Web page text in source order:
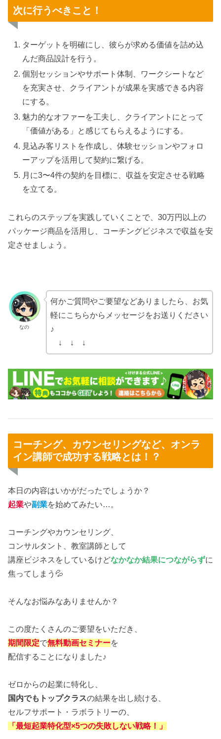
次に行うべきこと！
ターゲットを明確にし、彼らが求める価値を詰め込
んだ商品設計を行う。
個別セッションやサポート体制、ワークシートなど
を充実させ、クライアントが成果を実感できる内容
にする。
魅力的なオファーを工夫し、クライアントにとって
「価値がある」と感じてもらえるようにする。
見込み客リストを作成し、体験セッションやフォロ
ーアップを活用して契約に繋げる。
月に3〜4件の契約を目標に、収益を安定させる戦略
を立てる。
これらのステップを実践していくことで、30万円以上の
パッケージ商品を活用し、コーチングビジネスで収益を安
定させましょう。
なの
何かご質問やご要望などありましたら、お気
軽にこちらからメッセージをお送りください
♪
↓ ↓ ↓
コーチング、カウンセリングなど、オンラ
イン講師で成功する戦略とは！？
本日の内容はいかがだったでしょうか？
起業や副業を始めてみたい…。
コーチングやカウンセリング、
コンサルタント、教室講師として
講座ビジネスをしているけどなかなか結果につながらずに
焦ってしまう💦
そんなお悩みなありませんか？
この度たくさんのご要望をいただき、
期間限定で無料動画セミナーを
配信することになりました♪
ゼロからの起業に特化し、
国内でもトップクラスの結果を出し続ける、
セルフサポート・ラボラトリーの、
「最短起業特化型×5つの失敗しない戦略！」